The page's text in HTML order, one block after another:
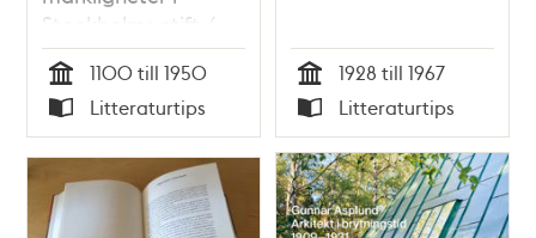
Stockholms stift /
Carl Henrik Martling
Tid
1100 till 1950
Typ
Litteraturtips Tid
1928 till 1967
Typ
Litteraturtips